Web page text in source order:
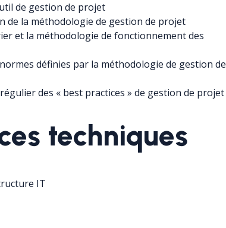
de gestion de projet
de la méthodologie de gestion de projet
et la méthodologie de fonctionnement des
définies par la méthodologie de gestion de
des « best practices » de gestion de projet
techniques
IT